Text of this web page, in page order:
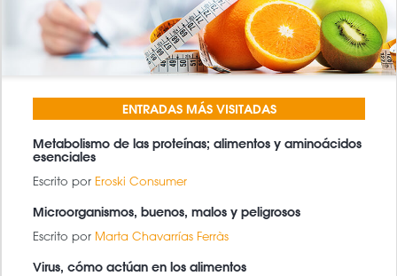
ENTRADAS MÁS VISITADAS
Metabolismo de las proteínas; alimentos y aminoácidos
esenciales
Escrito por Eroski Consumer
Microorganismos, buenos, malos y peligrosos
Escrito por Marta Chavarrías Ferràs
Virus, cómo actúan en los alimentos